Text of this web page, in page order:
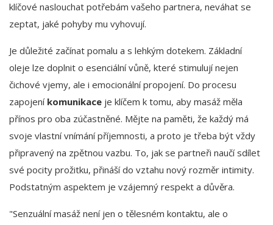
klíčové naslouchat potřebám vašeho partnera, neváhat se
zeptat, jaké pohyby mu vyhovují.
Je důležité začínat pomalu a s lehkým dotekem. Základní
oleje lze doplnit o esenciální vůně, které stimulují nejen
čichové vjemy, ale i emocionální propojení. Do procesu
zapojení komunikace je klíčem k tomu, aby masáž měla
přínos pro oba zúčastněné. Mějte na paměti, že každý má
svoje vlastní vnímání příjemnosti, a proto je třeba být vždy
připravený na zpětnou vazbu. To, jak se partneři naučí sdílet
své pocity prožitku, přináší do vztahu nový rozměr intimity.
Podstatným aspektem je vzájemný respekt a důvěra.
"Senzuální masáž není jen o tělesném kontaktu, ale o